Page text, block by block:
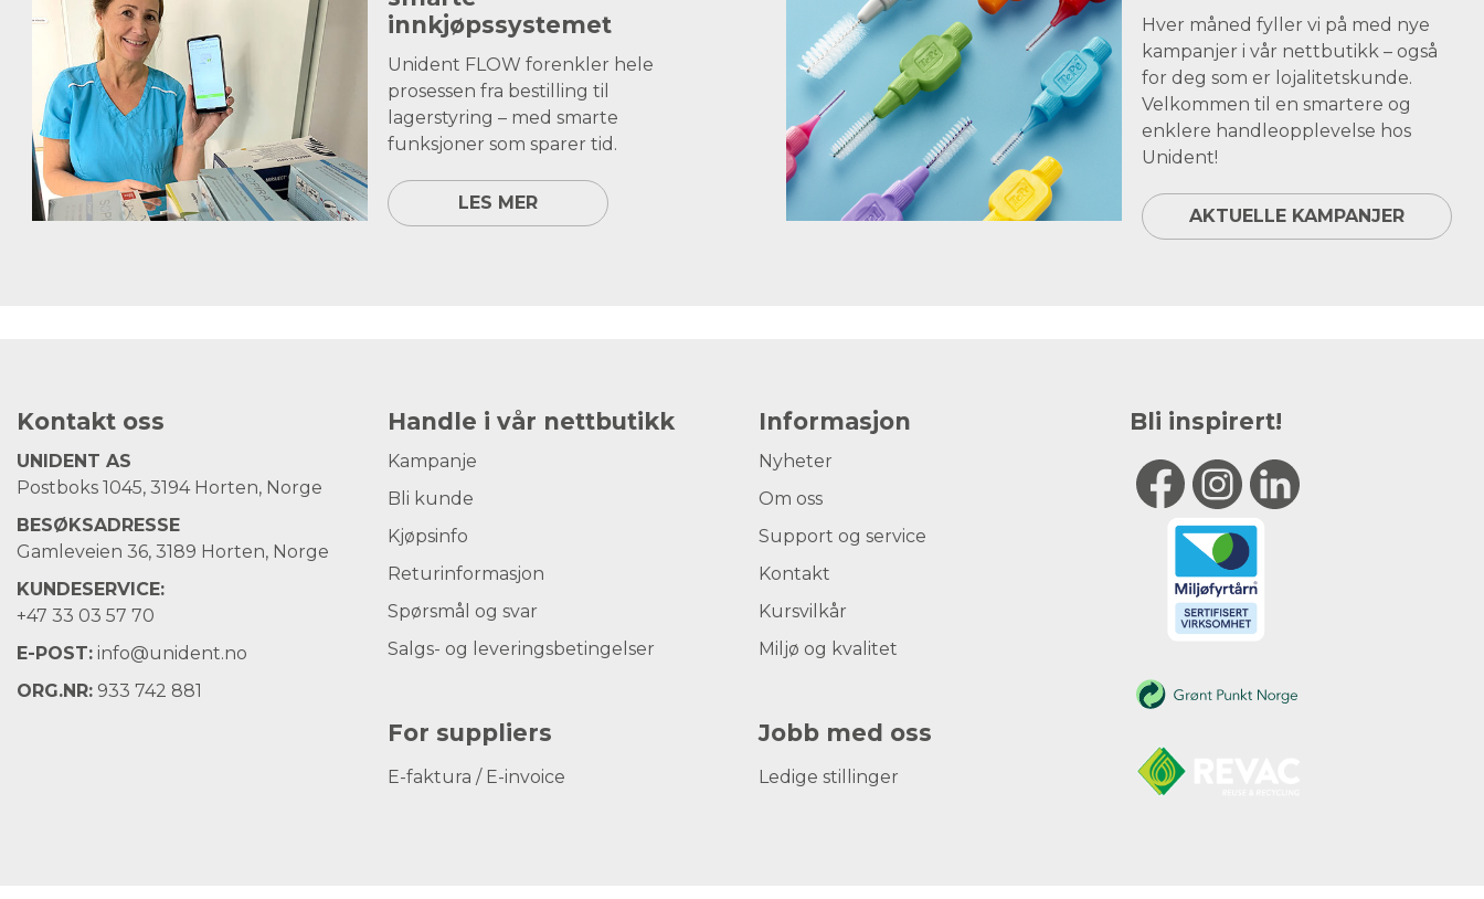
innkjøpssystemet
Unident FLOW forenkler hele
prosessen fra bestilling til
lagerstyring – med smarte
funksjoner som sparer tid.
LES MER
Hver måned fyller vi på med nye
kampanjer i vår nettbutikk – også
for deg som er lojalitetskunde.
Velkommen til en smartere og
enklere handleopplevelse hos
Unident!
AKTUELLE KAMPANJER
Kontakt oss
UNIDENT AS
Postboks 1045, 3194 Horten, Norge
BESØKSADRESSE
Gamleveien 36, 3189 Horten, Norge
KUNDESERVICE:
+47 33 03 57 70
E-POST: info@unident.no
ORG.NR: 933 742 881
Handle i vår nettbutikk
Kampanje
Bli kunde
Kjøpsinfo
Returinformasjon
Spørsmål og svar
Salgs- og leveringsbetingelser
For suppliers
E-faktura / E-invoice
Informasjon
Nyheter
Om oss
Support og service
Kontakt
Kursvilkår
Miljø og kvalitet
Jobb med oss
Ledige stillinger
Bli inspirert!